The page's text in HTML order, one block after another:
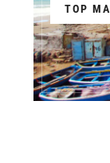
TOP